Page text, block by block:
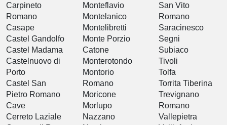
Carpineto
Romano
Casape
Castel Gandolfo
Castel Madama
Castelnuovo di
Porto
Castel San
Pietro Romano
Cave
Cerreto Laziale
Monteflavio
Montelanico
Montelibretti
Monte Porzio
Catone
Monterotondo
Montorio
Romano
Moricone
Morlupo
Nazzano
San Vito
Romano
Saracinesco
Segni
Subiaco
Tivoli
Tolfa
Torrita Tiberina
Trevignano
Romano
Vallepietra